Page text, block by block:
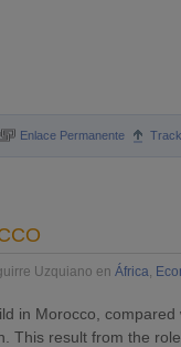
Enlace Permanente
Uzquiano en África,
in Morocco, compared
This result from the